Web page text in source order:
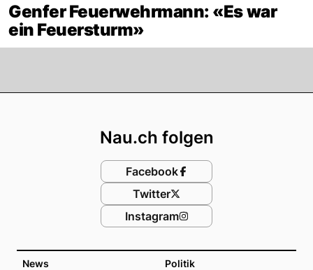
Genfer Feuerwehrmann: «Es war
ein Feuersturm»
News Politik
Nau.ch folgen
Facebook
Twitter
Instagram